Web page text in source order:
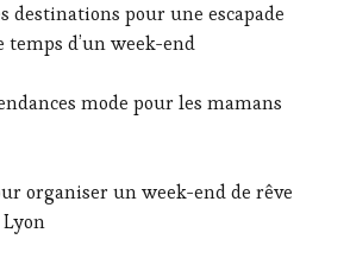
destinations pour une escapade
temps d’un week-end
mode pour les mamans
organiser un week-end de rêve